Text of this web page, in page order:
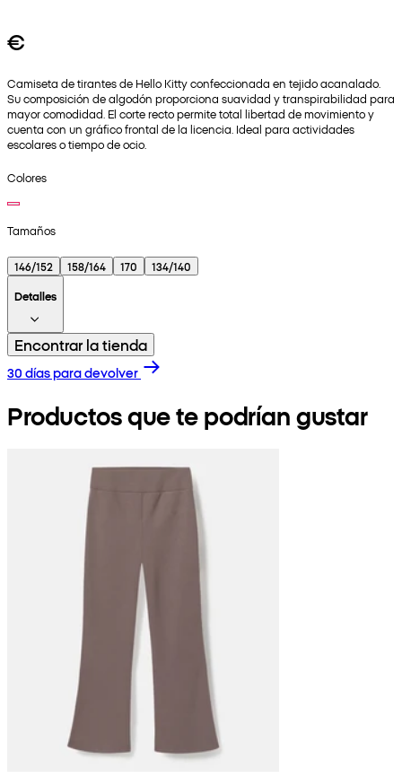
€
Camiseta de tirantes de Hello Kitty confeccionada en tejido acanalado.
Su composición de algodón proporciona suavidad y transpirabilidad para
mayor comodidad. El corte recto permite total libertad de movimiento y
cuenta con un gráfico frontal de la licencia. Ideal para actividades
escolares o tiempo de ocio.
Colores
Tamaños
146/152 158/164 170
134/140
Detalles
Encontrar la tienda
30 días para devolver
Productos que te podrían gustar